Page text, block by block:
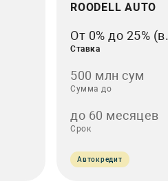
ROODELL AUTO
От 0% до 25%
Ставка
500 млн сум
Сумма до
до 60 месяцев
Срок
Автокредит